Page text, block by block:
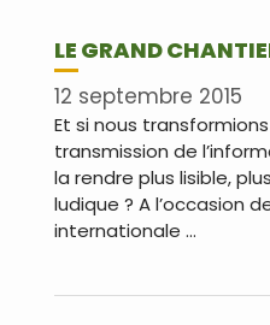
LE GRAND
12 septembre 2015
Et si nous
transmission de
la rendre plus lisible,
ludique ? A l’occasion
internationale …